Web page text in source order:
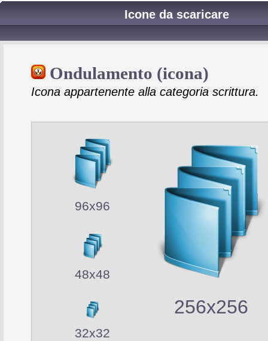
Icone da scaricare
Ondulamento (icona)
Icona appartenente alla categoria scrittura.
96x96
48x48
32x32
256x256